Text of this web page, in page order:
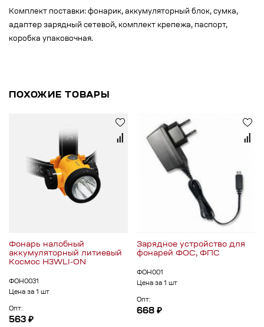
Комплект поставки: фонарик, аккумуляторный блок, сумка,
адаптер зарядный сетевой, комплект крепежа, паспорт,
коробка упаковочная.
ПОХОЖИЕ ТОВАРЫ
Фонарь налобный
аккумуляторный литиевый
Космос H3WLI-ON
ФОН0031
Цена за 1 шт
Опт:
563 ₽
Зарядное устройство для
фонарей ФОС, ФПС
ФОН001
Цена за 1 шт
Опт:
668 ₽